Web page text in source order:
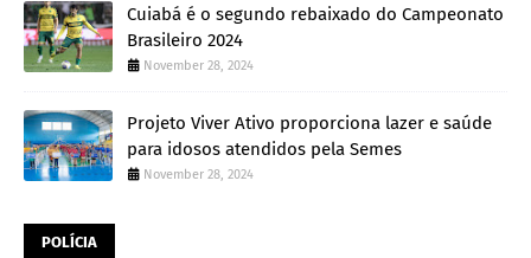
Cuiabá é o segundo rebaixado do Campeonato
Brasileiro 2024
November 28, 2024
Projeto Viver Ativo proporciona lazer e saúde
para idosos atendidos pela Semes
November 28, 2024
POLÍCIA